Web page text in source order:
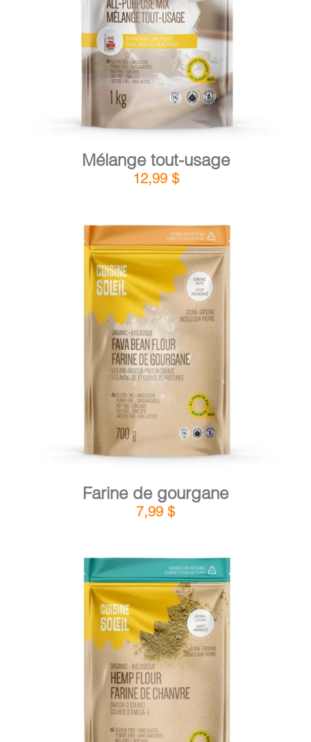
AJOUTER AU PANIER / DÉTAILS
Mélange tout-usage
12,99 $
AJOUTER AU PANIER /
Farine de gourgane
7,99 $
AJOUTER AU PANIER